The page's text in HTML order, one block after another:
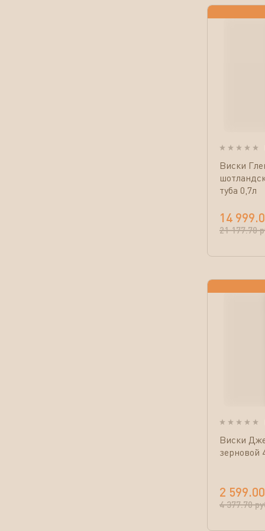
Виски
туба 0,7л
14
21 177.70
Виски
зерновой
2 599.00
4 377.70